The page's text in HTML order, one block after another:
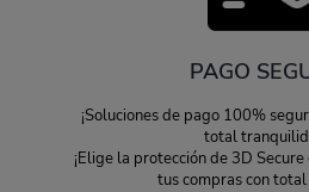
PAGO
¡Soluciones de pago 100%
total
¡Elige la protección de 3D
tus compras con total